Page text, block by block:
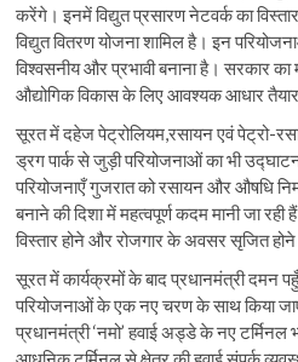
करेंगे। इनमें विद्युत प्रसारण नेटवर्क का
विद्युत वितरण योजना शामिल है। इन
विश्वसनीय और प्रभावी बनाना है। सरकार
औद्योगिक विकास के लिए आवश्यक आधार
सूरत में दहेज पेट्रोलियम,रसायन एवं पेट्रो-
ड्रग पार्क से जुड़ी परियोजनाओं का भी
परियोजनाएँ गुजरात को रसायन और औषधि
बनाने की दिशा में महत्वपूर्ण कदम मानी जा
विस्तार होने और रोजगार के अवसर सृजित होने
सूरत में कार्यक्रमों के बाद प्रधानमंत्री दमन
परियोजनाओं के एक नए चरण के साथ किया
प्रधानमंत्री ‘नमो’ हवाई अड्डे के नए